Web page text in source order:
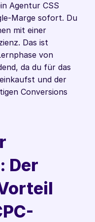
Agentur CSS
Marge sofort. Du
mit einer
Das ist
von
da du für das
und der
Conversions
Der